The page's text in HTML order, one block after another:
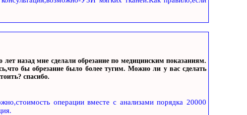
назад мне сделали обрезание по медицинским показаниям.
бы обрезание было более тугим. Можно ли у вас сделать
спасибо.
операции вместе с анализами порядка 20000